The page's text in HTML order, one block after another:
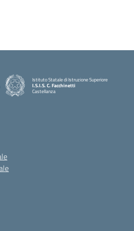
Istituto Statale di Istruzione Superiore
I.S.I.S. C. Facchinetti
Castellanza